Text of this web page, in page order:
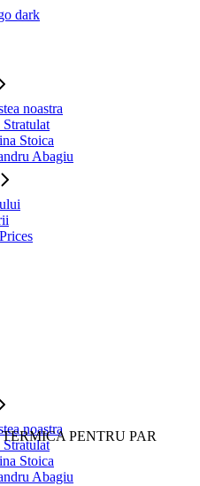
noastra
Stratulat
Stoica
Abagiu
noastra
Stoica
Abagiu
PENTRU PAR